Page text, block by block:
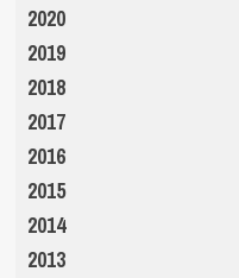
2020
2019
2018
2017
2016
2015
2014
2013